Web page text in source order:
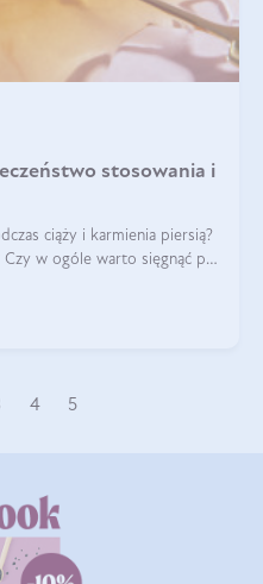
stosowania i
ciąży i karmienia piersią?
w ogóle warto sięgnąć po
4 5